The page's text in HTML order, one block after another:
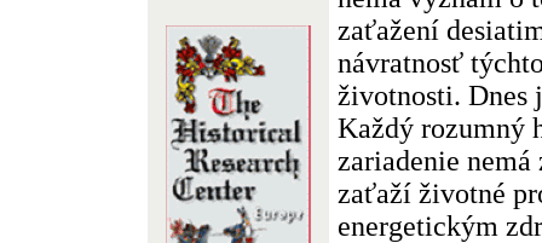
zaťažení
návratnosť
životnosti. Dnes
Každý rozumný
zariadenie
zaťaží životné
energetickým